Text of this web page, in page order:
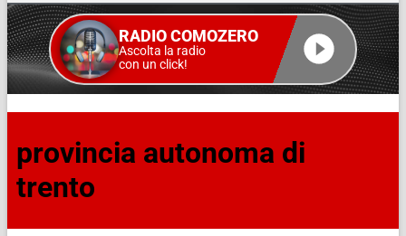
RADIO COMOZERO
Ascolta la radio
con un click!
provincia autonoma di
trento